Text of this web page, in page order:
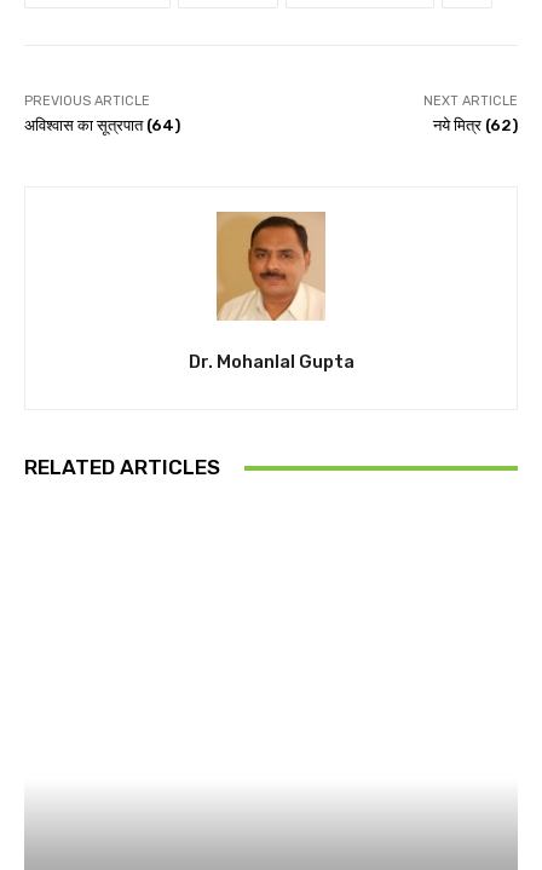
PREVIOUS ARTICLE
अविश्वास का सूत्रपात (64)
NEXT ARTICLE
नये मित्र (62)
Dr. Mohanlal Gupta
RELATED ARTICLES